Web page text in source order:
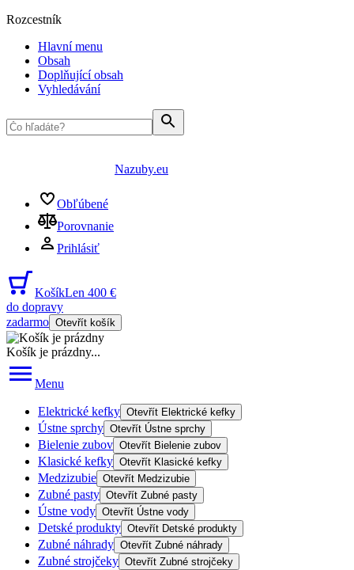
Rozcestník
Hlavní menu
Obsah
Doplňující obsah
Vyhledávání
Nazuby.eu
Obľúbené
Porovnanie
Prihlásiť
KošíkLen 400 €
do dopravy
zadarmo Otevřít košík
Košík je prázdny...
Menu
Elektrické kefky Otevřít Elektrické kefky
Ústne sprchy Otevřít Ústne sprchy
Bielenie zubov Otevřít Bielenie zubov
Klasické kefky Otevřít Klasické kefky
Medzizubie Otevřít Medzizubie
Zubné pasty Otevřít Zubné pasty
Ústne vody Otevřít Ústne vody
Detské produkty Otevřít Detské produkty
Zubné náhrady Otevřít Zubné náhrady
Zubné strojčeky Otevřít Zubné strojčeky